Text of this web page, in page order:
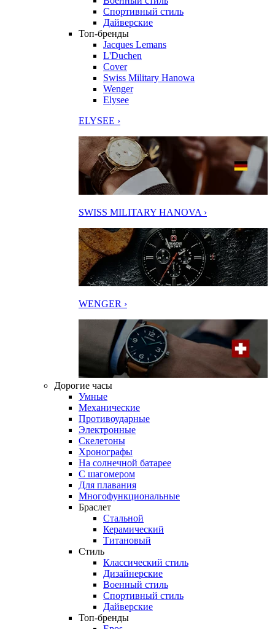
Спортивный стиль
Дайверские
Топ-бренды
Jacques Lemans
L'Duchen
Cover
Swiss Military Hanowa
Wenger
Elysee
ELYSEE ›
SWISS MILITARY HANOVA ›
WENGER ›
Дорогие часы
Умные
Механические
Противоударные
Электронные
Скелетоны
Хронографы
На солнечной батарее
С шагомером
Для плавания
Многофункциональные
Браслет
Стальной
Керамический
Титановый
Стиль
Классический стиль
Дизайнерские
Военный стиль
Спортивный стиль
Дайверские
Топ-бренды